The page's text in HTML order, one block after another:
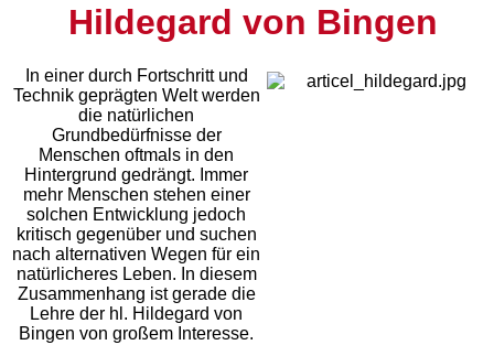
Hildegard von Bingen
In einer durch Fortschritt und
Technik geprägten Welt werden
die natürlichen
Grundbedürfnisse der
Menschen oftmals in den
Hintergrund gedrängt. Immer
mehr Menschen stehen einer
solchen Entwicklung jedoch
kritisch gegenüber und suchen
nach alternativen Wegen für ein
natürlicheres Leben. In diesem
Zusammenhang ist gerade die
Lehre der hl. Hildegard von
Bingen von großem Interesse.